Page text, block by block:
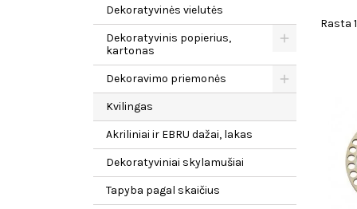
Dekoratyvinės vielutės
Dekoratyvinis popierius,
kartonas
Dekoravimo priemonės
Kvilingas
Akriliniai ir EBRU dažai, lakas
Dekoratyviniai skylamušiai
Tapyba pagal skaičius
Rasta